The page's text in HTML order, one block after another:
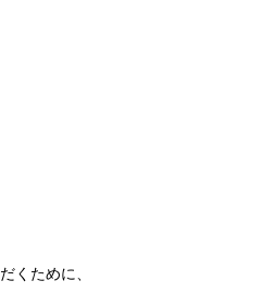
くために、